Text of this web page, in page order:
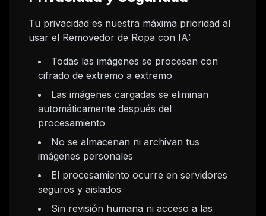
Tu privacidad es nuestra máxima prioridad al
usar el Removedor de Ropa con IA:
Todas las imágenes se procesan con
cifrado de extremo a extremo
Las imágenes cargadas se eliminan
automáticamente después del
procesamiento
No se almacenan ni archivan tus
imágenes personales
El procesamiento ocurre en servidores
seguros y aislados
Sin revisión humana ni acceso a las